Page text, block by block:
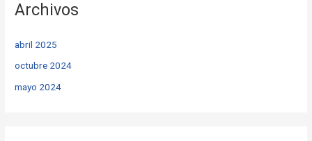
Archivos
abril 2025
octubre 2024
mayo 2024